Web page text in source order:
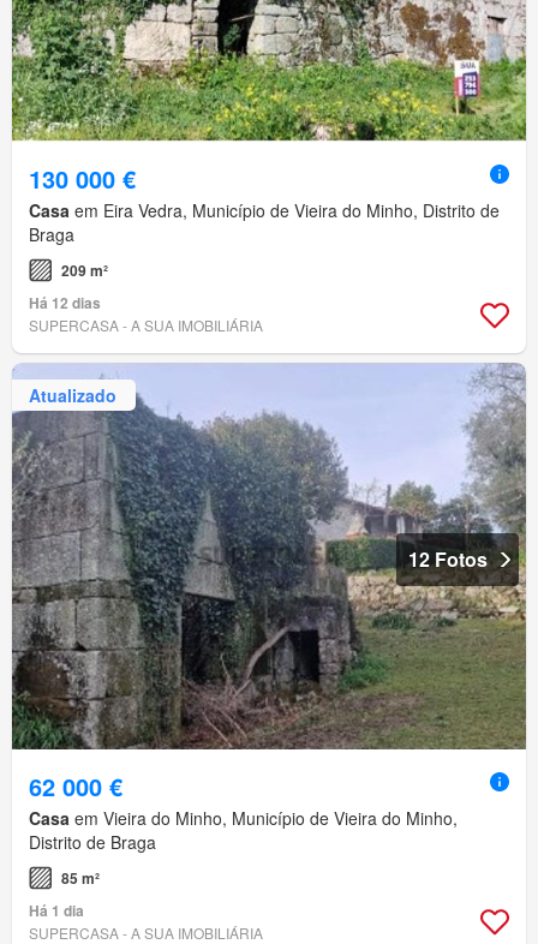
130 000 €
Casa em Eira Vedra, Município de Vieira do Minho, Distrito de
Braga
209 m²
Há 12 dias
SUPERCASA - A SUA IMOBILIÁRIA
Atualizado
12 Fotos
62 000 €
Casa em Vieira do Minho, Município de Vieira do Minho,
Distrito de Braga
85 m²
Há 1 dia
SUPERCASA - A SUA IMOBILIÁRIA